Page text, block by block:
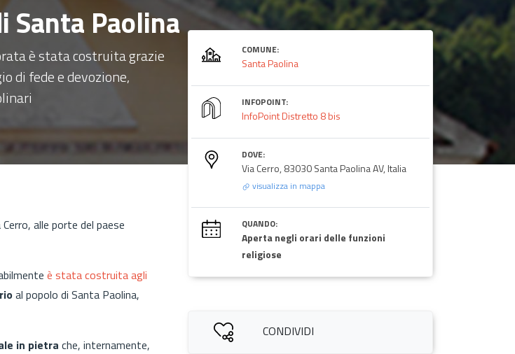
Santa Paolina
è stata costruita grazie
di fede e devozione,
alle porte del paese
è stata costruita agli
al popolo di Santa Paolina,
in pietra che, internamente,
COMUNE:
Santa Paolina
INFOPOINT:
InfoPoint Distretto 8 bis
DOVE:
Via Cerro, 83030 Santa Paolina AV, Italia
visualizza in mappa
QUANDO:
Aperta negli orari delle funzioni
religiose
CONDIVIDI